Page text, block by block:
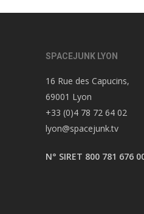
SPACEJUNK LYON
16 Rue des Capucins,
69001 Lyon
+33 (0)4 78 72 64 02
lyon@spacejunk.tv
N° SIRET 800 781 676